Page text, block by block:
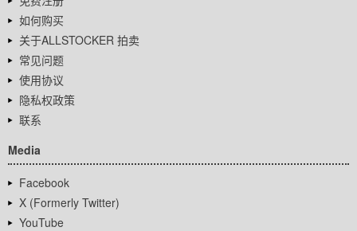
如何购买
关于ALLSTOCKER 拍卖
常见问题
使用协议
隐私权政策
联系
Media
Facebook
X (Formerly Twitter)
YouTube